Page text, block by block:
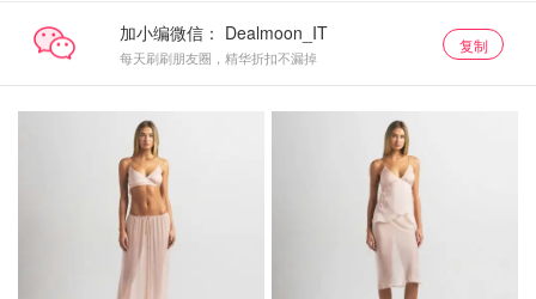
加小编微信：
每天刷刷朋友圈，精华折扣不漏掉
复制